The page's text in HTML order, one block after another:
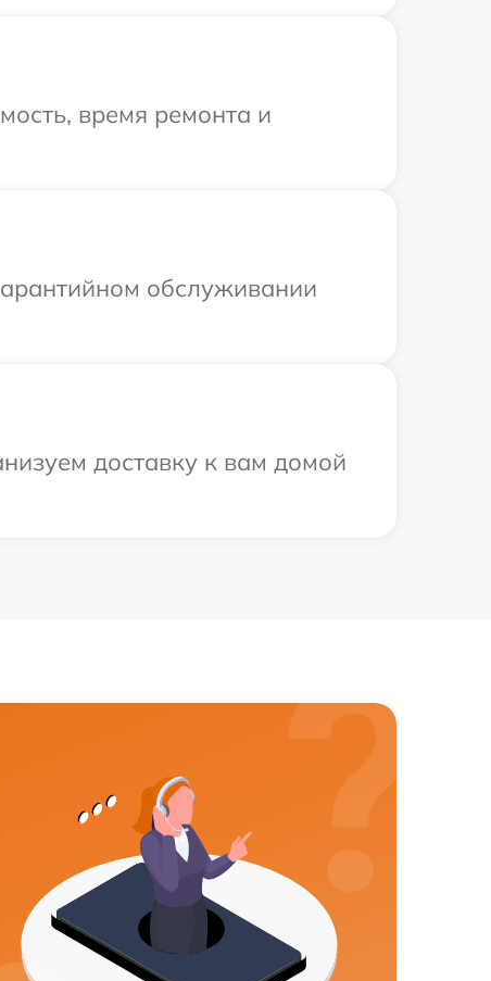
время ремонта и
обслуживании
доставку к вам домой